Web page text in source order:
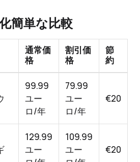
簡単な比較
通常価
格
割引価
格
節
約
99.99
ユー
ロ/年
79.99
ユー
ロ/年
€20
129.99
ユー
109.99
ユー
€20